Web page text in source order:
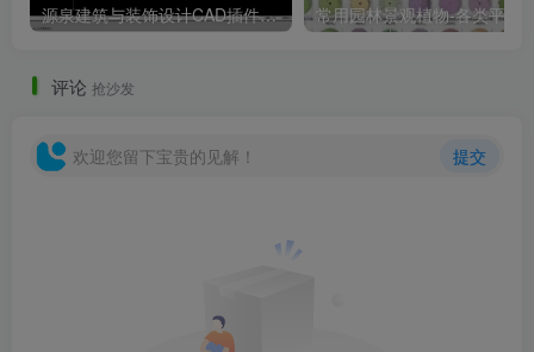
源泉建筑与装饰设计CAD插件工具箱（YQArch 6.7.4）
评论 抢沙发
欢迎您留下宝贵的见解！ 提交